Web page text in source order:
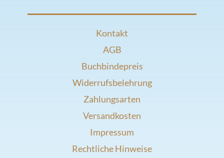
Kontakt
AGB
Buchbindepreis
Widerrufsbelehrung
Zahlungsarten
Versandkosten
Impressum
Rechtliche Hinweise